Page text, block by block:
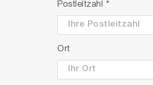
Postleitzahl *
Ort